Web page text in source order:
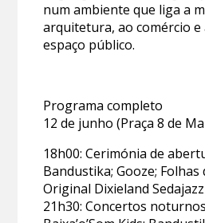
num ambiente que liga a
arquitetura, ao comércio e
espaço público.
Programa completo
12 de junho (Praça 8 de
18h00: Cerimónia de
Bandustika; Gooze; Folhas
Original Dixieland Sedajazz
21h30: Concertos